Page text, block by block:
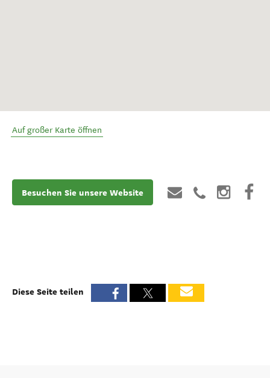
Auf großer Karte öffnen
Besuchen Sie unsere Website
Diese Seite teilen